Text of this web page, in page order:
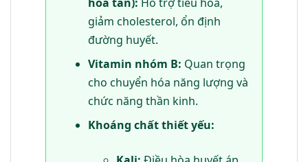
giảm cholesterol, ổn định
đường huyết.
Vitamin nhóm B: Quan trọng
cho chuyển hóa năng lượng và
chức năng thần kinh.
Khoáng chất thiết yếu: